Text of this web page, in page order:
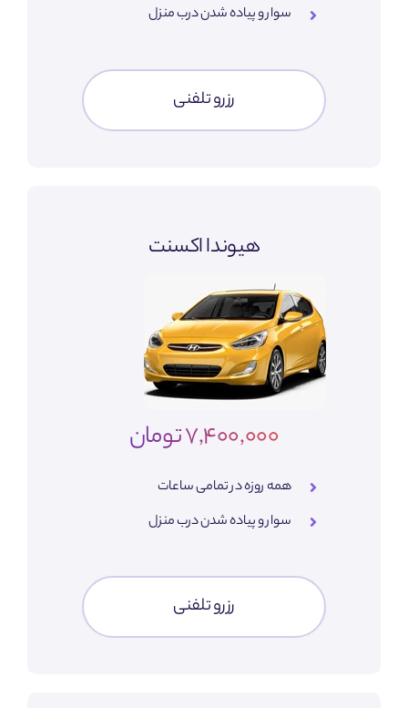
سوار و پیاده شدن درب منزل
رزرو تلفنی
هیوندا اکسنت
7,400,000 تومان
همه روزه در تمامی ساعات
سوار و پیاده شدن درب منزل
رزرو تلفنی